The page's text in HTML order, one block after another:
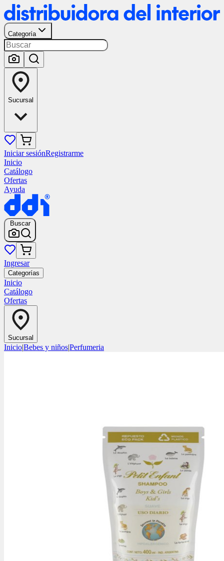
Categoría
Sucursal
Iniciar sesiónRegistrarme
Inicio
Catálogo
Ofertas
Ayuda
Buscar
Ingresar
Categorías
Inicio
Catálogo
Ofertas
Sucursal
Inicio|Bebes y niños|Perfumeria